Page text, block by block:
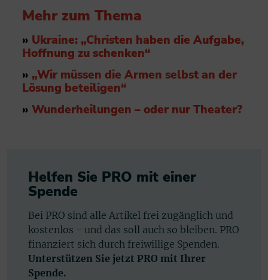
Mehr zum Thema
» Ukraine: „Christen haben die Aufgabe,
Hoffnung zu schenken“
» „Wir müssen die Armen selbst an der
Lösung beteiligen“
» Wunderheilungen – oder nur Theater?
Helfen Sie PRO mit einer
Spende
Bei PRO sind alle Artikel frei zugänglich und
kostenlos - und das soll auch so bleiben. PRO
finanziert sich durch freiwillige Spenden.
Unterstützen Sie jetzt PRO mit Ihrer
Spende.